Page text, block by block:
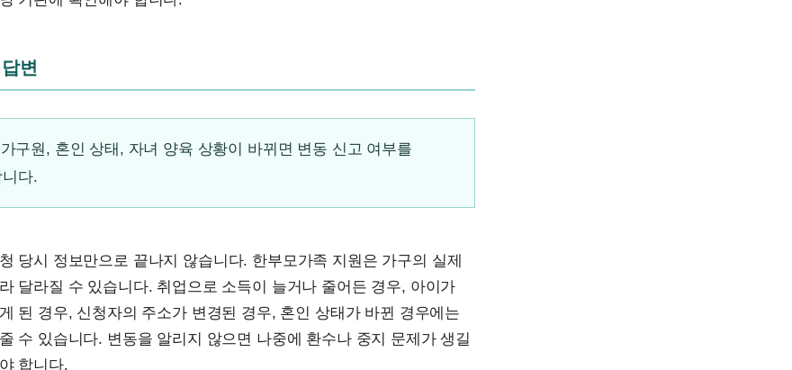
변
구원, 혼인 상태, 자녀 양육 상황이 바뀌면 변동 신고 여부를
다.
당시 정보만으로 끝나지 않습니다. 한부모가족 지원은 가구의 실제
달라질 수 있습니다. 취업으로 소득이 늘거나 줄어든 경우, 아이가
된 경우, 신청자의 주소가 변경된 경우, 혼인 상태가 바뀐 경우에는
수 있습니다. 변동을 알리지 않으면 나중에 환수나 중지 문제가 생길
합니다.